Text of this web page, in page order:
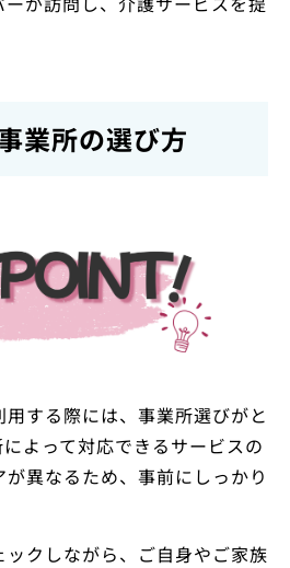
業所の選び方
する際には、事業所選びがと
よって対応できるサービスの
異なるため、事前にしっかり
クしながら、ご自身やご家族